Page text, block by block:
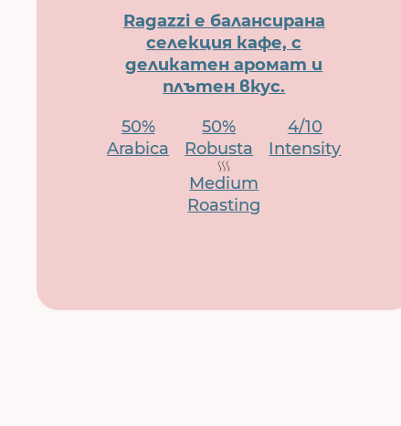
Ragazzi е балансирана
селекция кафе, с
деликатен аромат и
плътен вкус.
50%
Arabica
50%
Robusta
4/10
Intensity
Medium
Roasting